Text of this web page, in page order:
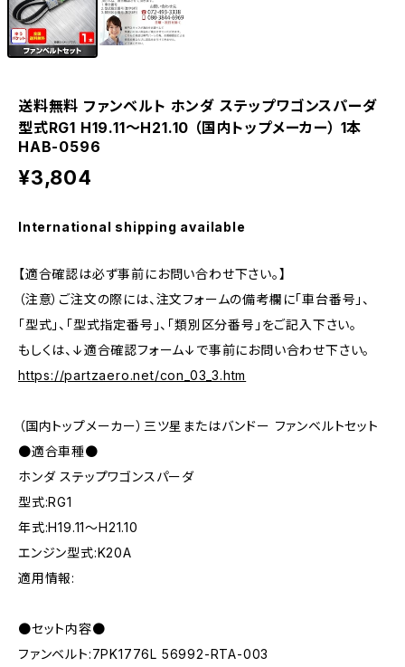
送料無料 ファンベルト ホンダ ステップワゴンスパーダ
型式RG1 H19.11～H21.10 （国内トップメーカー） 1本
HAB-0596
¥3,804
International shipping available
【適合確認は必ず事前にお問い合わせ下さい。】
（注意）ご注文の際には、注文フォームの備考欄に「車台番号」、
「型式」、「型式指定番号」、「類別区分番号」をご記入下さい。
もしくは、↓適合確認フォーム↓で事前にお問い合わせ下さい。
https://partzaero.net/con_03_3.htm
（国内トップメーカー）三ツ星またはバンドー ファンベルトセット
●適合車種●
ホンダ ステップワゴンスパーダ
型式:RG1
年式:H19.11～H21.10
エンジン型式:K20A
適用情報:
●セット内容●
ファンベルト:7PK1776L 56992-RTA-003